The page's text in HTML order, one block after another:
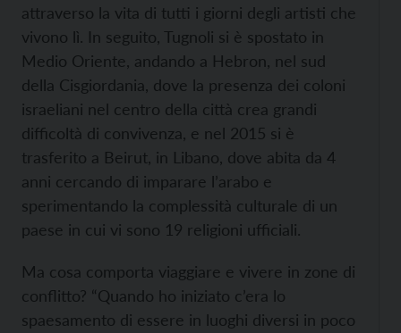
attraverso la vita di tutti i giorni degli artisti che
vivono lì. In seguito, Tugnoli si è spostato in
Medio Oriente, andando a Hebron, nel sud
della Cisgiordania, dove la presenza dei coloni
israeliani nel centro della città crea grandi
difficoltà di convivenza, e nel 2015 si è
trasferito a Beirut, in Libano, dove abita da 4
anni cercando di imparare l’arabo e
sperimentando la complessità culturale di un
paese in cui vi sono 19 religioni ufficiali.
Ma cosa comporta viaggiare e vivere in zone di
conflitto? “Quando ho iniziato c’era lo
spaesamento di essere in luoghi diversi in poco